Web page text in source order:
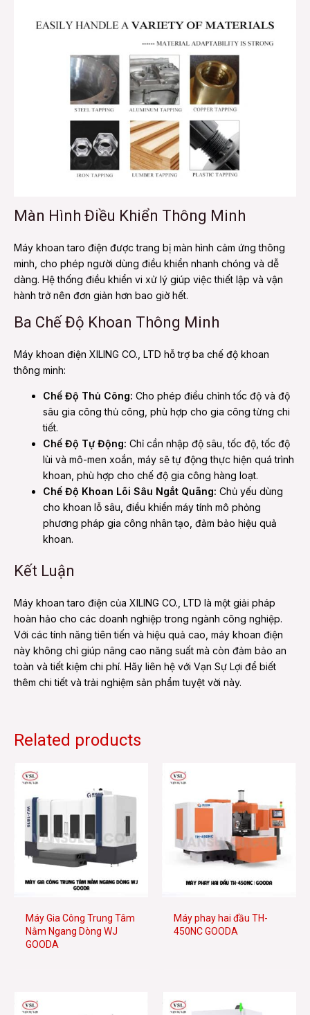
Màn Hình Điều Khiển Thông Minh
Máy khoan taro điện được trang bị màn hình cảm ứng thông
minh, cho phép người dùng điều khiển nhanh chóng và dễ
dàng. Hệ thống điều khiển vi xử lý giúp việc thiết lập và vận
hành trở nên đơn giản hơn bao giờ hết.
Ba Chế Độ Khoan Thông Minh
Máy khoan điện XILING CO., LTD hỗ trợ ba chế độ khoan
thông minh:
Chế Độ Thủ Công: Cho phép điều chỉnh tốc độ và độ
sâu gia công thủ công, phù hợp cho gia công từng chi
tiết.
Chế Độ Tự Động: Chỉ cần nhập độ sâu, tốc độ, tốc độ
lùi và mô-men xoắn, máy sẽ tự động thực hiện quá trình
khoan, phù hợp cho chế độ gia công hàng loạt.
Chế Độ Khoan Lõi Sâu Ngắt Quãng: Chủ yếu dùng
cho khoan lỗ sâu, điều khiển máy tính mô phỏng
phương pháp gia công nhân tạo, đảm bảo hiệu quả
khoan.
Kết Luận
Máy khoan taro điện của XILING CO., LTD là một giải pháp
hoàn hảo cho các doanh nghiệp trong ngành công nghiệp.
Với các tính năng tiên tiến và hiệu quả cao, máy khoan điện
này không chỉ giúp nâng cao năng suất mà còn đảm bảo an
toàn và tiết kiệm chi phí. Hãy liên hệ với Vạn Sự Lợi để biết
thêm chi tiết và trải nghiệm sản phẩm tuyệt vời này.
Related products
Máy Gia Công Trung Tâm
Nằm Ngang Dòng WJ
GOODA
Máy phay hai đầu TH-
450NC GOODA